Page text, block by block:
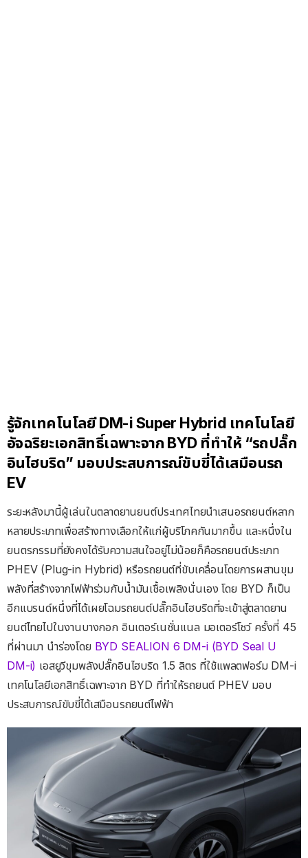
รู้จักเทคโนโลยี DM-i Super Hybrid เทคโนโลยี
อัจฉริยะเอกสิทธิ์เฉพาะจาก BYD ที่ทำให้ “รถปลั๊ก
อินไฮบริด” มอบประสบการณ์ขับขี่ได้เสมือนรถ
EV
ระยะหลังมานี้ผู้เล่นในตลาดยานยนต์ประเทศไทยนำเสนอรถยนต์หลาก
หลายประเภทเพื่อสร้างทางเลือกให้แก่ผู้บริโภคกันมากขึ้น และหนึ่งใน
ยนตรกรรมที่ยังคงได้รับความสนใจอยู่ไม่น้อยก็คือรถยนต์ประเภท
PHEV (Plug-in Hybrid) หรือรถยนต์ที่ขับเคลื่อนโดยการผสานขุม
พลังที่สร้างจากไฟฟ้าร่วมกับน้ำมันเชื้อเพลิงนั่นเอง โดย BYD ก็เป็น
อีกแบรนด์หนึ่งที่ได้เผยโฉมรถยนต์ปลั๊กอินไฮบริดที่จะเข้าสู่ตลาดยาน
ยนต์ไทยไปในงานบางกอก อินเตอร์เนชั่นแนล มอเตอร์โชว์ ครั้งที่ 45
ที่ผ่านมา นำร่องโดย BYD SEALION 6 DM-i (BYD Seal U
DM-i) เอสยูวีขุมพลังปลั๊กอินไฮบริด 1.5 ลิตร ที่ใช้แพลตฟอร์ม DM-i
เทคโนโลยีเอกสิทธิ์เฉพาะจาก BYD ที่ทำให้รถยนต์ PHEV มอบ
ประสบการณ์ขับขี่ได้เสมือนรถยนต์ไฟฟ้า